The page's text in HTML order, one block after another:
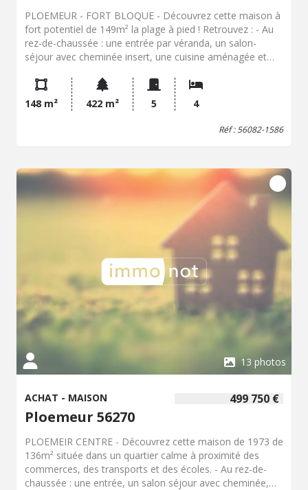
PLOEMEUR - FORT BLOQUE - Découvrez cette maison à
fort potentiel de 149m² la plage à pied ! Retrouvez : - Au
rez-de-chaussée : une entrée par véranda, un salon-
séjour avec cheminée insert, une cuisine aménagée et
une salle d'eau, wc. - A l'étage : une mezzanine, 3
chambres, une salle d'eau avec bidet, wc. - Un sous-sol :
une cave, 2 pièces, une chaufferie-buanderie. - En sus :
Jardin, terrasse et place de stationnement. TF : 1955€
148 m² 422 m² 5 4
Réf : 56082-1586
13 photos
499 750 €
ACHAT - MAISON
Ploemeur 56270
PLOEMEIR CENTRE - Découvrez cette maison de 1973 de
136m² située dans un quartier calme à proximité des
commerces, des transports et des écoles. - Au rez-de-
chaussée : une entrée, un salon séjour avec cheminée,